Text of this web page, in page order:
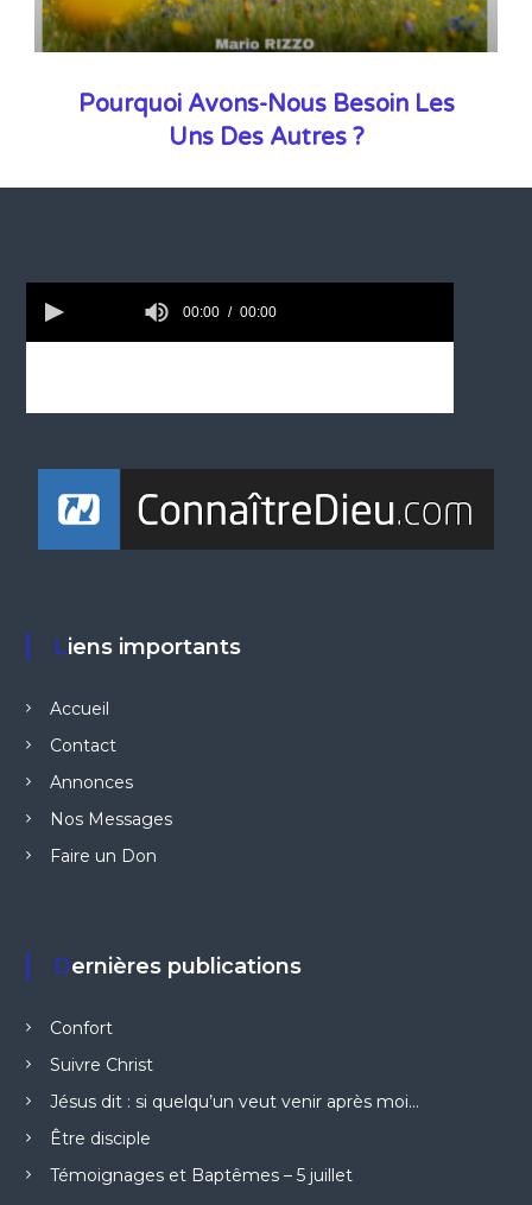
Pourquoi Avons-Nous Besoin Les
Uns Des Autres ?
Liens importants
Accueil
Contact
Annonces
Nos Messages
Faire un Don
Dernières publications
Confort
Suivre Christ
Jésus dit : si quelqu’un veut venir après moi…
Être disciple
Témoignages et Baptêmes – 5 juillet